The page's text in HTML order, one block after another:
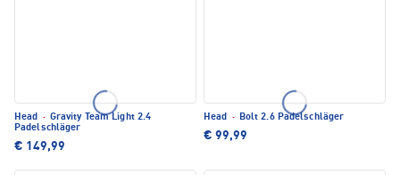
Head · Gravity Team Light 2.4
Padelschläger
€ 149,99
Head · Bolt 2.6 Padelschläger
€ 99,99